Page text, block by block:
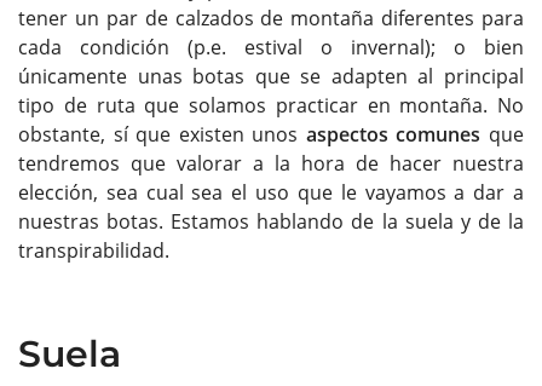
tener un par de calzados de montaña diferentes para
cada condición (p.e. estival o invernal); o bien
únicamente unas botas que se adapten al principal
tipo de ruta que solamos practicar en montaña. No
obstante, sí que existen unos aspectos comunes que
tendremos que valorar a la hora de hacer nuestra
elección, sea cual sea el uso que le vayamos a dar a
nuestras botas. Estamos hablando de la suela y de la
transpirabilidad.
Suela